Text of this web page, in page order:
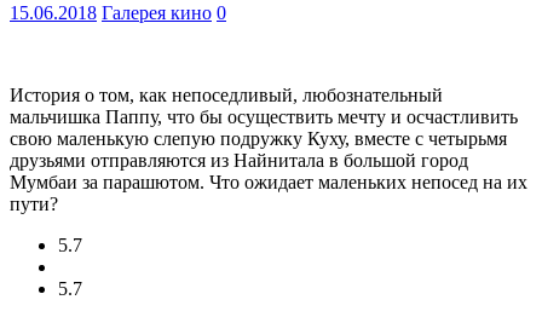
15.06.2018 Галерея кино 0
История о том, как непоседливый, любознательный
мальчишка Паппу, что бы осуществить мечту и осчастливить
свою маленькую слепую подружку Куху, вместе с четырьмя
друзьями отправляются из Найнитала в большой город
Мумбаи за парашютом. Что ожидает маленьких непосед на их
пути?
5.7
5.7